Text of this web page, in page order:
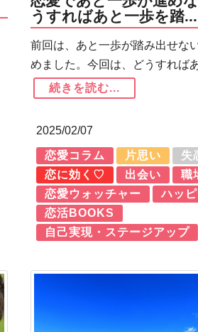
うすればあと一歩を踏...
前回は、あと一歩が踏み出せな
めました。今回は、どうすれば
続きを読む...
2025/02/07
恋愛コラム 片思い
失
恋に効く♡
出会い
職
恋愛ウォッチャー
ハッ
恋活BOOKS
自己実現・ステージアップ